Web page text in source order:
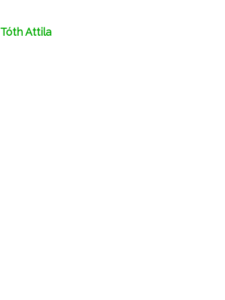
Tóth Attila